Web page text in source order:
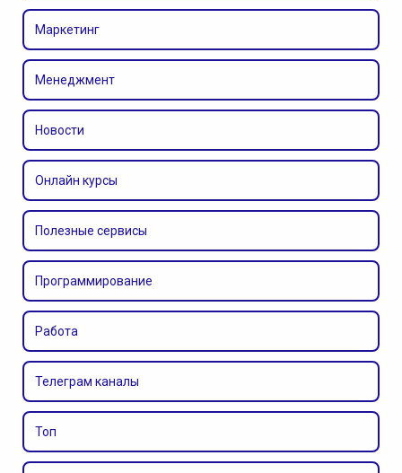
Маркетинг
Менеджмент
Новости
Онлайн курсы
Полезные сервисы
Программирование
Работа
Телеграм каналы
Топ